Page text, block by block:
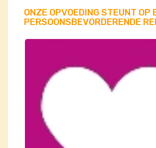
ONZE OPVOEDING STEUNT OP
PERSOONSBEVORDERENDE